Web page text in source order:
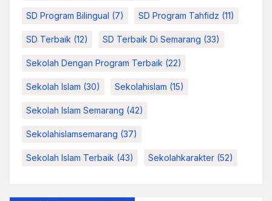
SD Program Bilingual (7) SD Program Tahfidz (11)
SD Terbaik (12) SD Terbaik Di Semarang (33)
Sekolah Dengan Program Terbaik (22)
Sekolah Islam (30) Sekolahislam (15)
Sekolah Islam Semarang (42)
Sekolahislamsemarang (37)
Sekolah Islam Terbaik (43) Sekolahkarakter (52)